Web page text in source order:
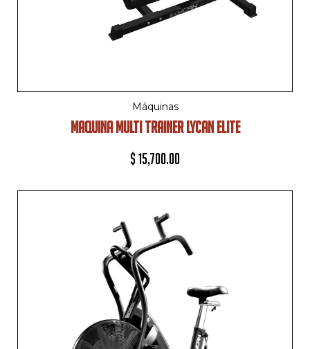
Máquinas
MAQUINA MULTI TRAINER LYCAN ELITE
$15,700.00